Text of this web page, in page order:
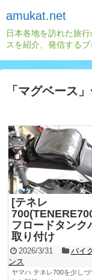
amukat.net
日本各地を訪れた旅
スを紹介、発信するブ
「 マグベース 」
[テネレ
フロードタンク
取り付け
2026/3/31
バイ
ンス
ヤマハ テネレ700を少しづ